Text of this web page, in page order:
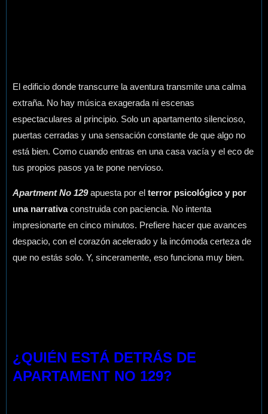
El edificio donde transcurre la aventura transmite una calma
extraña. No hay música exagerada ni escenas
espectaculares al principio. Solo un apartamento silencioso,
puertas cerradas y una sensación constante de que algo no
está bien. Como cuando entras en una casa vacía y el eco de
tus propios pasos ya te pone nervioso.
Apartment No 129apuesta por el terror psicológico y por
una narrativaconstruida con paciencia. No intenta
impresionarte en cinco minutos. Prefiere hacer que avances
despacio, con el corazón acelerado y la incómoda certeza de
que no estás solo. Y, sinceramente, eso funciona muy bien.
¿QUIÉN ESTÁ DETRÁS DE
APARTAMENT NO 129?